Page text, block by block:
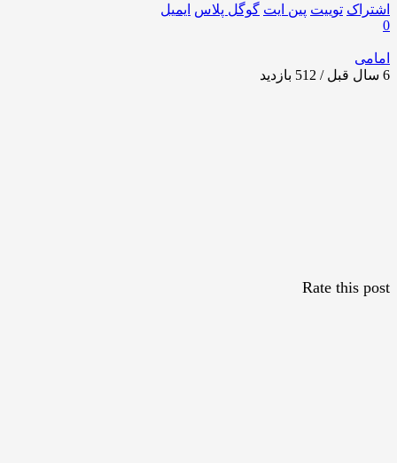
اشتراک توییت پین ایت گوگل‌ پلاس ایمیل
0
امامی
6 سال قبل / 512
بازدید
Rate this post